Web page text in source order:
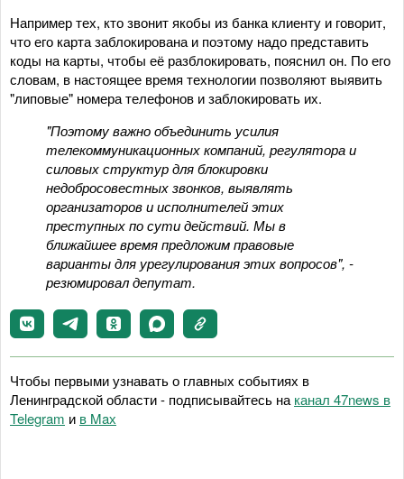
Например тех, кто звонит якобы из банка клиенту и говорит,
что его карта заблокирована и поэтому надо представить
коды на карты, чтобы её разблокировать, пояснил он. По его
словам, в настоящее время технологии позволяют выявить
"липовые" номера телефонов и заблокировать их.
"Поэтому важно объединить усилия
телекоммуникационных компаний, регулятора и
силовых структур для блокировки
недобросовестных звонков, выявлять
организаторов и исполнителей этих
преступных по сути действий. Мы в
ближайшее время предложим правовые
варианты для урегулирования этих вопросов", -
резюмировал депутат.
Чтобы первыми узнавать о главных событиях в
Ленинградской области - подписывайтесь на канал 47news в
Telegram и в Maх